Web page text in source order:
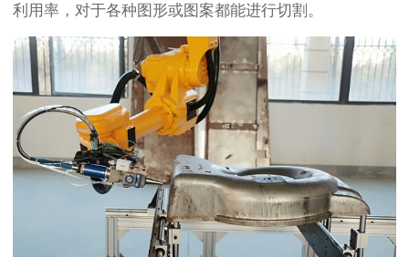
利用率，对于各种图形或图案都能进行切割。